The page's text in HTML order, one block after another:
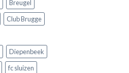
Breugel
Club Brugge
Diepenbeek
fc sluizen